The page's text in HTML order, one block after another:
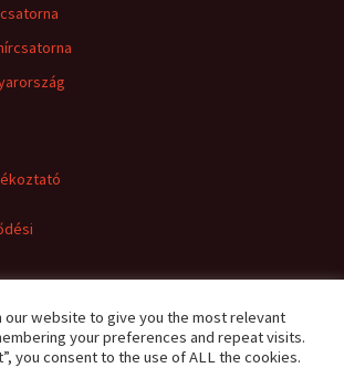
our website to give you the most relevant
your preferences and repeat visits.
you consent to the use of ALL the cookies.